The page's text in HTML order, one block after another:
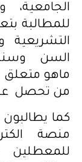
الجامعية،
للمطالبة
السن وسنة
ماهو متعلق
من تحصل
كما
منصة
للمعطلين